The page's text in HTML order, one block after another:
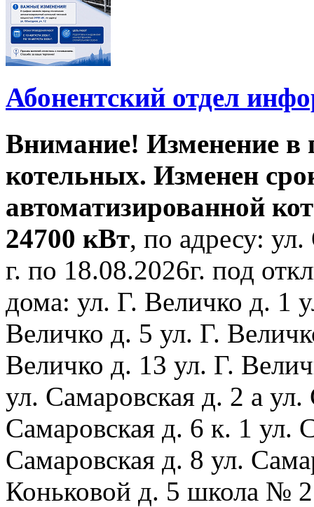
Абонентский отдел
Внимание! Изменение в
котельных. Изменен
автоматизированной
24700 кВт, по адресу:
г. по 18.08.2026г. под
дома: ул. Г. Величко д. 1
Величко д. 5 ул. Г.
Величко д. 13 ул. Г.
ул. Самаровская д. 2 а
Самаровская д. 6 к. 1 ул.
Самаровская д. 8 ул.
Коньковой д. 5 школа №